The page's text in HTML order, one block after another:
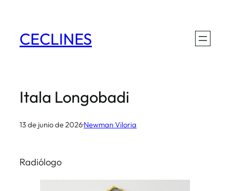
contenido
CECLINES
Itala Longobadi
13 de junio de 2026·Newman Viloria
Radiólogo